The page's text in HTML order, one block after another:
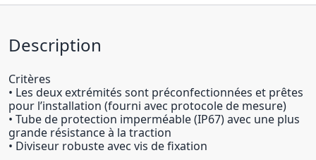
Description
Critères
• Les deux extrémités sont préconfectionnées et prêtes
pour l’installation (fourni avec protocole de mesure)
• Tube de protection imperméable (IP67) avec une plus
grande résistance à la traction
• Diviseur robuste avec vis de fixation